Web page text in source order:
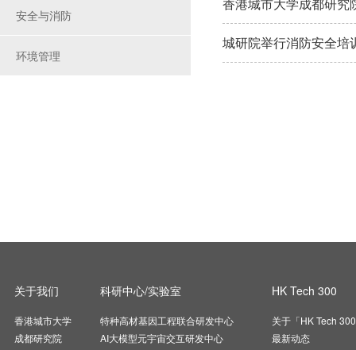
安全与消防
环境管理
城研院举行消防安全培
关于我们
香港城市大学
成都研究院
科研中心/实验室
特种高材基因工程联合研发中心
AI大模型元宇宙交互研发中心
HK Tech 300
关于「HK Tech
最新动态